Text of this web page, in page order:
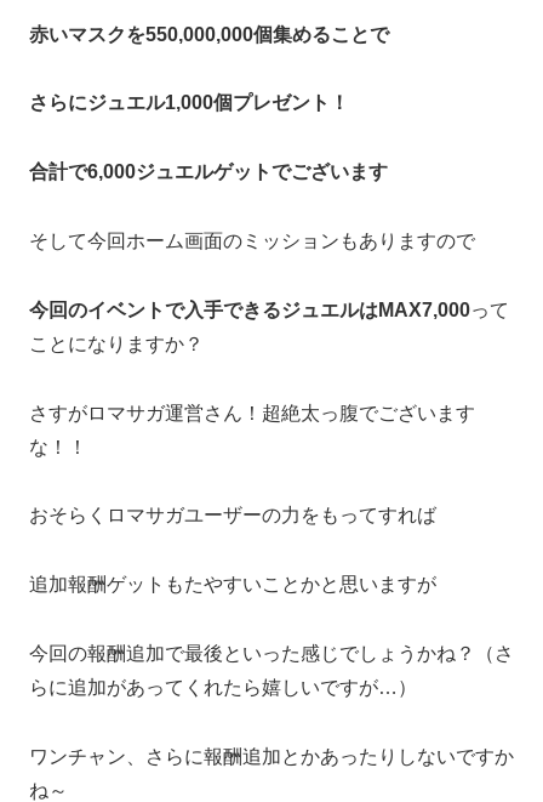
赤いマスクを550,000,000個集めることで
さらにジュエル1,000個プレゼント！
合計で6,000ジュエルゲットでございます
そして今回ホーム画面のミッションもありますので
今回のイベントで入手できるジュエルはMAX7,000って
ことになりますか？
さすがロマサガ運営さん！超絶太っ腹でございます
な！！
おそらくロマサガユーザーの力をもってすれば
追加報酬ゲットもたやすいことかと思いますが
今回の報酬追加で最後といった感じでしょうかね？（さ
らに追加があってくれたら嬉しいですが…）
ワンチャン、さらに報酬追加とかあったりしないですか
ね～